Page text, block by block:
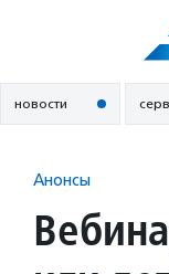
новости
Анонсы